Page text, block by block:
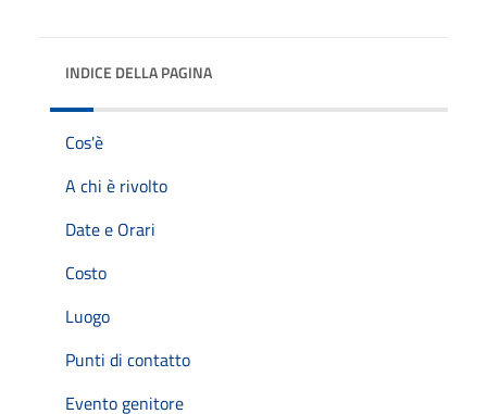
INDICE DELLA PAGINA
Cos'è
A chi è rivolto
Date e Orari
Costo
Luogo
Punti di contatto
Evento genitore